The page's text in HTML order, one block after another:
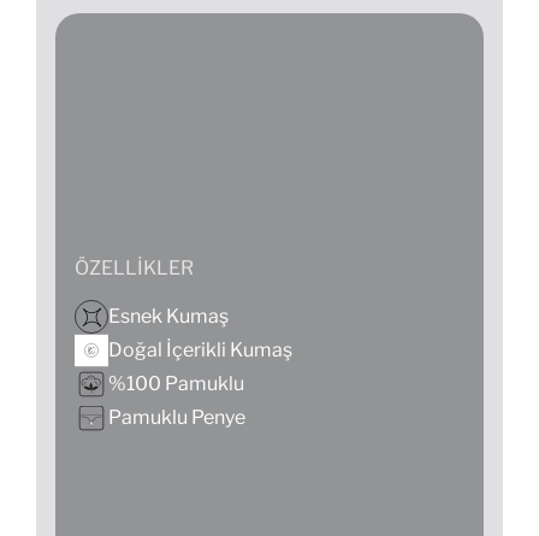
ÖZELLIKLER
Esnek Kumaş
Doğal İçerikli Kumaş
%100 Pamuklu
Pamuklu Penye